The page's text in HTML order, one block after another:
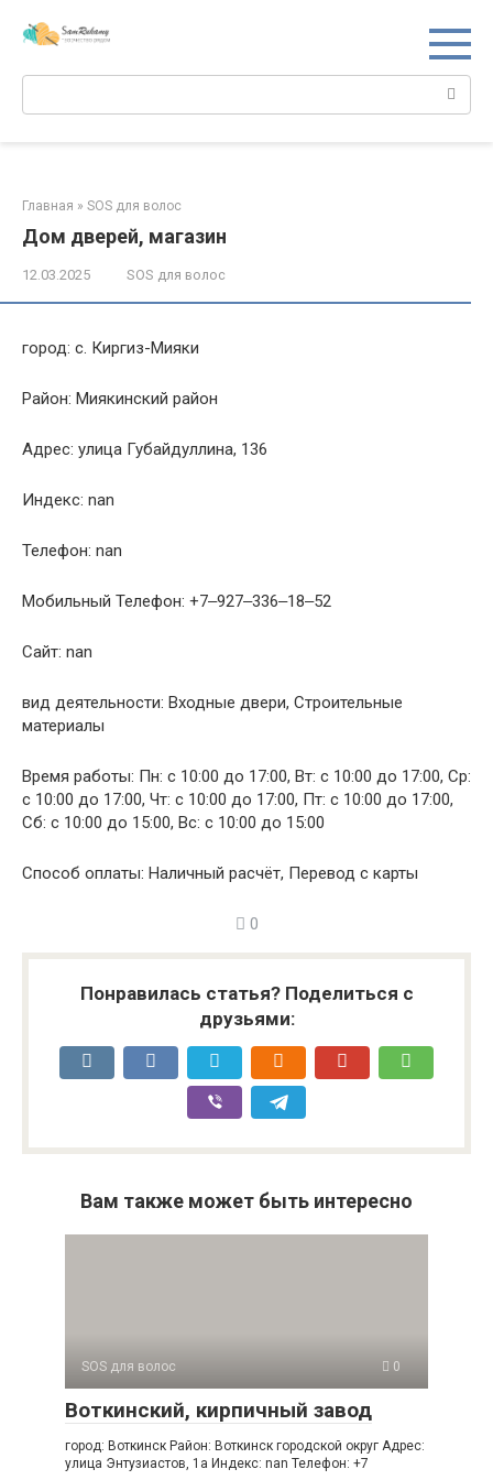
Главная » SOS для волос
Дом дверей, магазин
12.03.2025 SOS для волос
город: с. Киргиз-Мияки
Район: Миякинский район
Адрес: улица Губайдуллина, 136
Индекс: nan
Телефон: nan
Мобильный Телефон: +7‒927‒336‒18‒52
Сайт: nan
вид деятельности: Входные двери, Строительные
материалы
Время работы: Пн: с 10:00 до 17:00, Вт: с 10:00 до 17:00, Ср:
с 10:00 до 17:00, Чт: с 10:00 до 17:00, Пт: с 10:00 до 17:00,
Сб: с 10:00 до 15:00, Вс: с 10:00 до 15:00
Способ оплаты: Наличный расчёт, Перевод с карты
0
Понравилась статья? Поделиться с
друзьями:
Вам также может быть интересно
SOS для волос 0
Воткинский, кирпичный завод
город: Воткинск Район: Воткинск городской округ Адрес:
улица Энтузиастов, 1а Индекс: nan Телефон: +7